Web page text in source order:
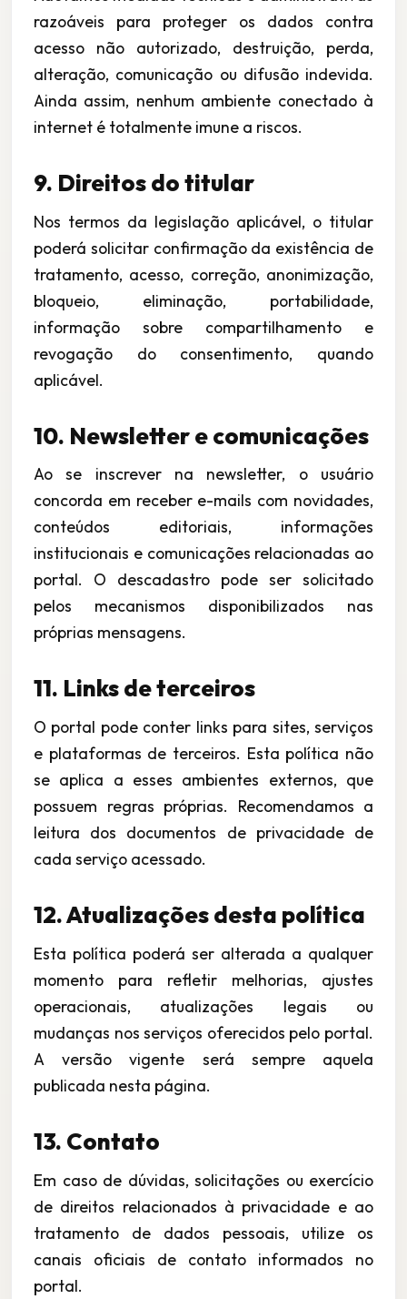
razoáveis para proteger os dados contra
acesso não autorizado, destruição, perda,
alteração, comunicação ou difusão indevida.
Ainda assim, nenhum ambiente conectado à
internet é totalmente imune a riscos.
9. Direitos do titular
Nos termos da legislação aplicável, o titular
poderá solicitar confirmação da existência de
tratamento, acesso, correção, anonimização,
bloqueio, eliminação, portabilidade,
informação sobre compartilhamento e
revogação do consentimento, quando
aplicável.
10. Newsletter e comunicações
Ao se inscrever na newsletter, o usuário
concorda em receber e-mails com novidades,
conteúdos editoriais, informações
institucionais e comunicações relacionadas ao
portal. O descadastro pode ser solicitado
pelos mecanismos disponibilizados nas
próprias mensagens.
11. Links de terceiros
O portal pode conter links para sites, serviços
e plataformas de terceiros. Esta política não
se aplica a esses ambientes externos, que
possuem regras próprias. Recomendamos a
leitura dos documentos de privacidade de
cada serviço acessado.
12. Atualizações desta política
Esta política poderá ser alterada a qualquer
momento para refletir melhorias, ajustes
operacionais, atualizações legais ou
mudanças nos serviços oferecidos pelo portal.
A versão vigente será sempre aquela
publicada nesta página.
13. Contato
Em caso de dúvidas, solicitações ou exercício
de direitos relacionados à privacidade e ao
tratamento de dados pessoais, utilize os
canais oficiais de contato informados no
portal.